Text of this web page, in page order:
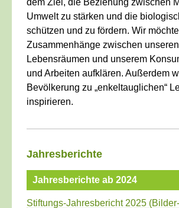
dem Ziel, die Beziehung zwischen
Umwelt zu stärken und die
schützen und zu fördern. Wir
Zusammenhänge zwischen
Lebensräumen und unserem
und Arbeiten aufklären. Außerdem
Bevölkerung zu „enkeltauglichen“
inspirieren.
Jahresberichte
Jahresberichte ab 2024
Stiftungs-Jahresbericht 2025